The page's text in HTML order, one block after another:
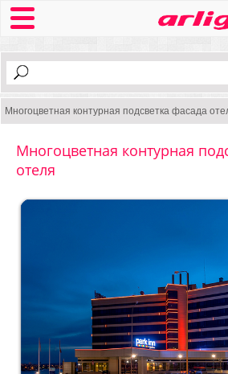
Многоцветная контурная подсветка фасада
Многоцветная контурная
отеля